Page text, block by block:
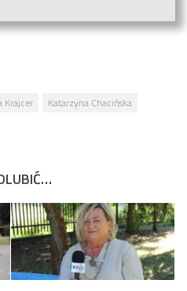
Krajcer
Katarzyna Chacińska